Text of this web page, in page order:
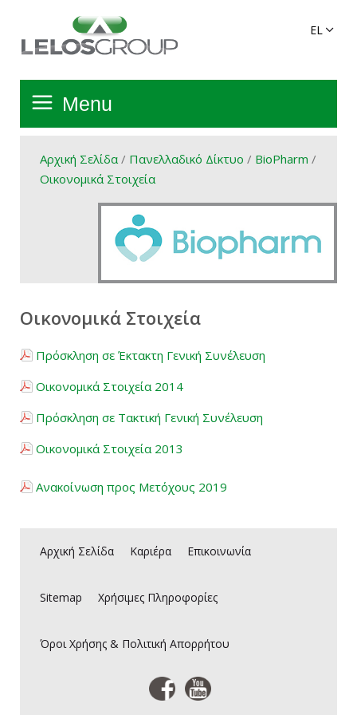
Menu
Αρχική Σελίδα
Νέα
Επικοινωνία
Είσοδος Πελατών
Αρχική Σελίδα/ Πανελλαδικό Δίκτυο / BioPharm /
Οικονομικά Στοιχεία
Οικονομικά Στοιχεία
Πρόσκληση σε Έκτακτη Γενική Συνέλευση
Οικονομικά Στοιχεία 2014
Πρόσκληση σε Τακτική Γενική Συνέλευση
Οικονομικά Στοιχεία 2013
Ανακοίνωση προς Μετόχους 2019
Αρχική Σελίδα Καριέρα Επικοινωνία
Sitemap Χρήσιμες Πληροφορίες
Όροι Χρήσης & Πολιτική Απορρήτου